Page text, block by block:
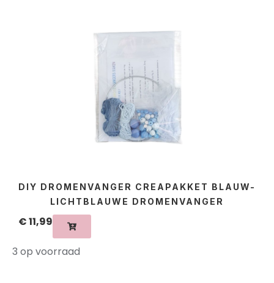
DIY DROMENVANGER CREAPAKKET BLAUW-
LICHTBLAUWE DROMENVANGER
€11,99
3 op voorraad